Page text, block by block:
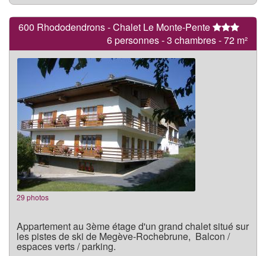
600 Rhododendrons - Chalet Le Monte-Pente
6 personnes - 3 chambres - 72 m²
29 photos
Appartement au 3ème étage d'un grand chalet situé sur
les pistes de ski de Megève-Rochebrune, Balcon /
espaces verts / parking.